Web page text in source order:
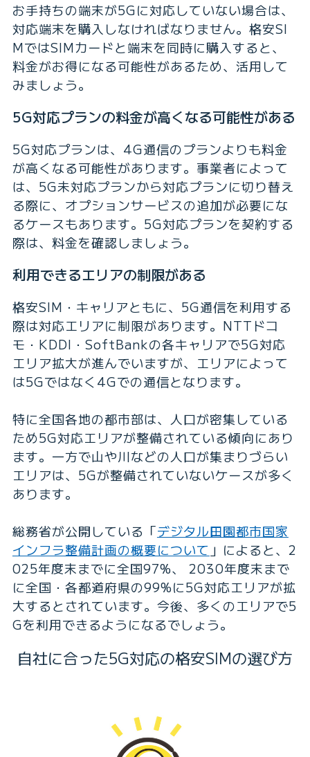
お手持ちの端末が5Gに対応していない場合は、
対応端末を購入しなければなりません。格安SI
MではSIMカードと端末を同時に購入すると、
料金がお得になる可能性があるため、活用して
みましょう。
5G対応プランの料金が高くなる可能性がある
5G対応プランは、4G通信のプランよりも料金
が高くなる可能性があります。事業者によって
は、5G未対応プランから対応プランに切り替え
る際に、オプションサービスの追加が必要にな
るケースもあります。5G対応プランを契約する
際は、料金を確認しましょう。
利用できるエリアの制限がある
格安SIM・キャリアともに、5G通信を利用する
際は対応エリアに制限があります。NTTドコ
モ・KDDI・SoftBankの各キャリアで5G対応
エリア拡大が進んでいますが、エリアによって
は5Gではなく4Gでの通信となります。
特に全国各地の都市部は、人口が密集している
ため5G対応エリアが整備されている傾向にあり
ます。一方で山や川などの人口が集まりづらい
エリアは、5Gが整備されていないケースが多く
あります。
総務省が公開している「デジタル田園都市国家
インフラ整備計画の概要について 」によると、2
025年度末までに全国97%、 2030年度末まで
に全国・各都道府県の99%に5G対応エリアが拡
大するとされています。今後、多くのエリアで5
Gを利用できるようになるでしょう。
自社に合った5G対応の格安SIMの選び方